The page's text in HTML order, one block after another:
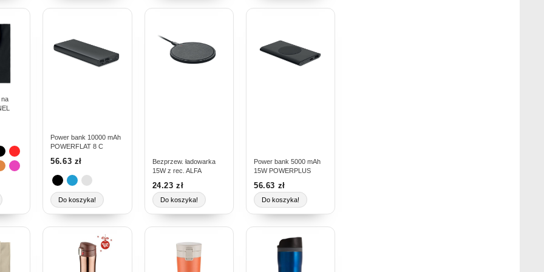
na
Power bank 10000 mAh
POWERFLAT 8 C
56.63 zł
Do koszyka!
ma
wiele
stronie
Bezprzew. ładowarka
15W z rec. ALFA
24.23zł
Do koszyka!
Power bank 5000 mAh
15W POWERPLUS
56.63 zł
Do koszyka!
produkt
produkt
produkt